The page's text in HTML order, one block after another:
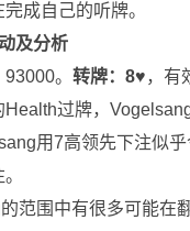
成自己的听牌。
及分析
。 转牌： 8♥，有
过牌，
用7高领先下注似
范围中有很多可能在